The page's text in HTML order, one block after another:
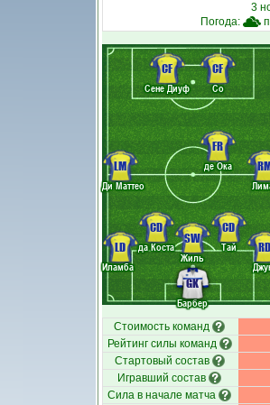
3
Погода:
Барбер
Иламба
Жиль
да Коста
Тай
Ди Маттео
де Ока
Сене Диуф Со
GK
LD
SW
CD
CD
RD
LM
FR
CF CF
Стоимость команд
Рейтинг силы команд
Стартовый состав
Игравший состав
Сила в начале матча